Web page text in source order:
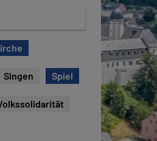
Singen Spiel